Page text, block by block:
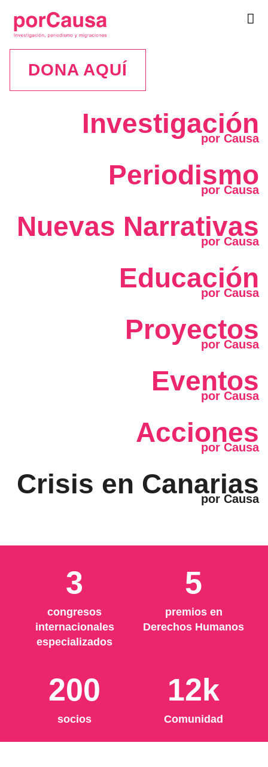
DONA AQUÍ
Investigación
Periodismo
Nuevas Narrativas
Educación
Proyectos
Eventos
Acciones
Crisis en Canarias
3
congresos
internacionales
especializados
5
premios en
Derechos Humanos
200
socios
12k
Comunidad